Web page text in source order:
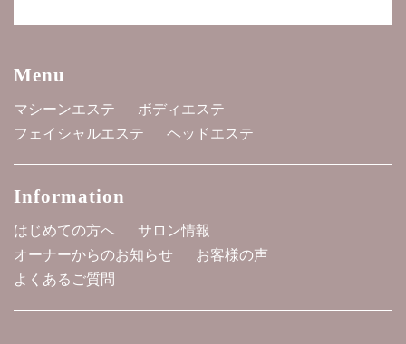
Menu
マシーンエステ
ボディエステ
フェイシャルエステ
ヘッドエステ
Information
はじめての方へ
サロン情報
オーナーからのお知らせ
お客様の声
よくあるご質問